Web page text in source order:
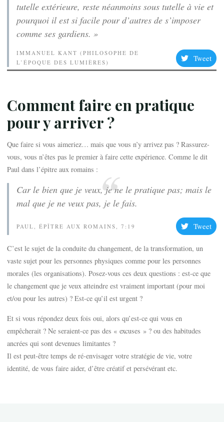
tutelle extérieure, reste néanmoins sous tutelle à vie et
pourquoi il est si facile pour d’autres de s’imposer
comme ses gardiens. »
IMMANUEL KANT (PHILOSOPHE DE
L’ÉPOQUE DES LUMIÈRES)
Tweet
Comment faire en pratique
pour y arriver ?
Que faire si vous aimeriez… mais que vous n’y arrivez pas ? Rassurez-
vous, vous n’êtes pas le premier à faire cette expérience. Comme le dit
Paul dans l’épitre aux romains :
Car le bien que je veux, je ne le pratique pas; mais le
mal que je ne veux pas, je le fais.
PAUL, ÉPÎTRE AUX ROMAINS, 7:19 Tweet
C’est le sujet de la conduite du changement, de la transformation, un
vaste sujet pour les personnes physiques comme pour les personnes
morales (les organisations). Posez-vous ces deux questions : est-ce que
le changement que je veux atteindre est vraiment important (pour moi
et/ou pour les autres) ? Est-ce qu’il est urgent ?
Et si vous répondez deux fois oui, alors qu’est-ce qui vous en
empêcherait ? Ne seraient-ce pas des « excuses » ? ou des habitudes
ancrées qui sont devenues limitantes ?
Il est peut-être temps de ré-envisager votre stratégie de vie, votre
identité, de vous faire aider, d’être créatif et persévérant etc.